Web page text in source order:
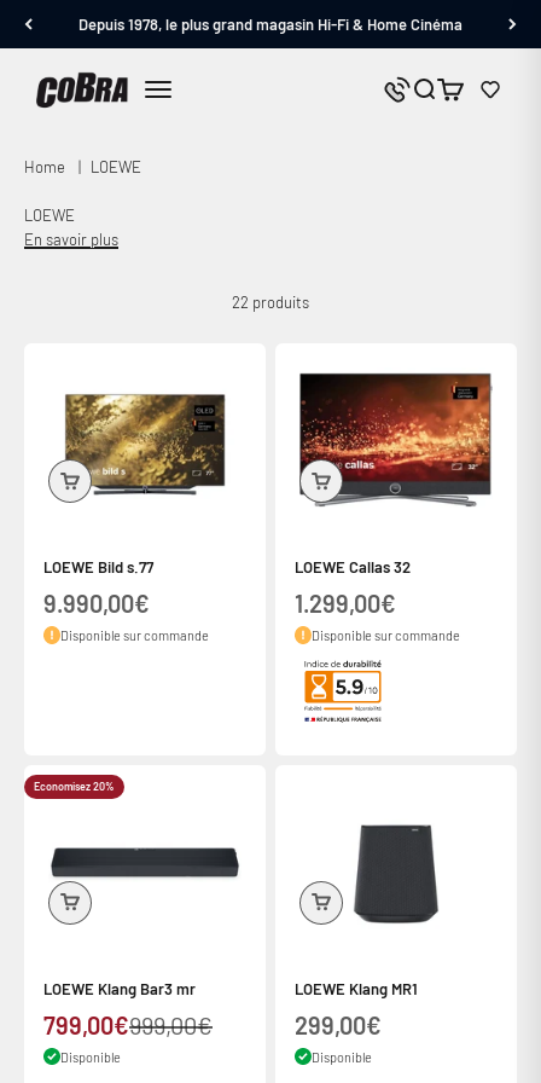
Depuis 1978, le plus grand magasin Hi-Fi & Home Cinéma
Cobra.fr
Nous contacter
Panier
Home | LOEWE
LOEWE
En savoir plus
22 produits
LOEWE Bild s.77
Prix de vente
9.990,00€
Disponible sur commande
LOEWE Callas 32
Prix de vente
1.299,00€
Disponible sur commande
Economisez 20%
LOEWE Klang Bar3 mr
Prix de vente
799,00€Prix normal
999,00€
Disponible
Frais de ports offerts dès 60€ d'achats
LOEWE Klang MR1
Prix de vente
299,00€
Disponible